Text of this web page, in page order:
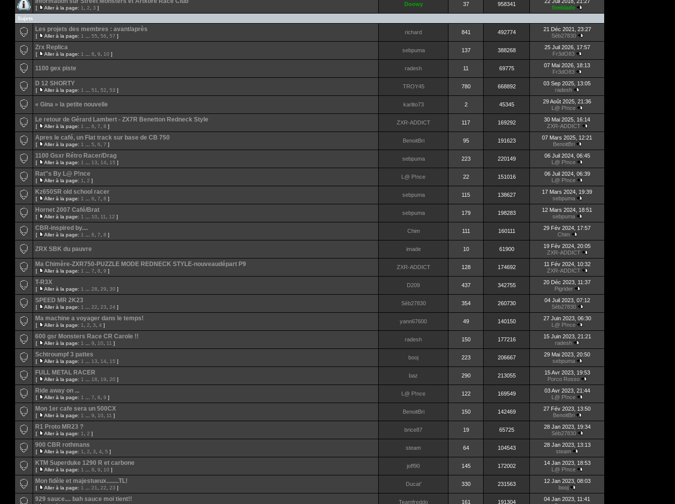
[ Aller à la page: 1 2 3 ]
Doowy 37 958341
fireblade
Sujets
Les projets des membres : avant/après
[ Aller à la page: 1 55 56 57 ]
richard 841 492774
21 Déc 2021, 23:27
Séb27830
Zrx Replica
[ Aller à la page: 1 8 9 10 ]
sebpuma 137 388268
25 Juil 2026, 17:57
Fr3dO83
1100 gex piste radesh 11 69775
07 Mai 2026, 18:13
Fr3dO83
D 12 SHORTY
[ Aller à la page: 1 51 52 53 ]
TROY45 780 668892
03 Sep 2025, 13:05
radesh
« Gina » la petite nouvelle karlito73 2 45345
29 Août 2025, 21:36
L@ P!nce
Le retour de Gérard Lambert - ZX7R Benetton Redneck Style
[ Aller à la page: 1 6 7 8 ]
ZXR-ADDICT 117 169292
30 Mai 2025, 16:14
ZXR-ADDICT
Apres le café, un Flat track sur base de CB 750
[ Aller à la page: 1 5 6 7 ]
BenoitBri 95 191623
07 Mars 2025, 12:21
BenoitBri
1100 Gsxr Rétro Racer/Drag
[ Aller à la page: 1 13 14 15 ]
sebpuma 223 220149
06 Juil 2024, 06:45
L@ P!nce
Rat"s By L@ P!nce
[ Aller à la page: 1 2 ]
L@ P!nce 22 151016
06 Juil 2024, 06:39
L@ P!nce
Kz650SR old school racer
[ Aller à la page: 1 6 7 8 ]
sebpuma 115 138627
17 Mars 2024, 19:39
sebpuma
Hornet 2007 Café/Brat
[ Aller à la page: 1 10 11 12 ]
sebpuma 179 198283
12 Mars 2024, 18:51
sebpuma
CBR-inspired by....
[ Aller à la page: 1 6 7 8 ]
Chim 111 160111
29 Fév 2024, 17:57
Chim
ZRX SBK du pauvre imade 10 61900
19 Fév 2024, 20:05
ZXR-ADDICT
Ma Chimère-ZXR750-PUZZLE MODE REDNECK STYLE-nouveaudépart P9
[ Aller à la page: 1 7 8 9 ]
ZXR-ADDICT 128 174692
11 Fév 2024, 10:32
ZXR-ADDICT
T-R3X
[ Aller à la page: 1 28 29 30 ]
D209 437 342755
20 Déc 2023, 11:37
Pigrider
SPEED MR 2K23
[ Aller à la page: 1 22 23 24 ]
Séb27830 354 260730
04 Juil 2023, 07:12
Séb27830
Ma machine a voyager dans le temps!
[ Aller à la page: 1 2 3 4 ]
yann67600 49 140150
27 Juin 2023, 06:30
L@ P!nce
600 gsr Monsters Race CR Carole !!
[ Aller à la page: 1 9 10 11 ]
radesh 150 177216
15 Juin 2023, 21:21
radesh
Schtroumpf 3 pattes
[ Aller à la page: 1 13 14 15 ]
booj 223 206667
29 Mai 2023, 20:50
sebpuma
FULL METAL RACER
[ Aller à la page: 1 18 19 20 ]
baz 290 213055
15 Avr 2023, 19:53
Porco Rosso
Ride away on ...
[ Aller à la page: 1 7 8 9 ]
L@ P!nce 122 169549
03 Avr 2023, 21:44
L@ P!nce
Mon 1er cafe sera un 500CX
[ Aller à la page: 1 9 10 11 ]
BenoitBri 150 142469
27 Fév 2023, 13:50
BenoitBri
R1 Proto MR23 ?
[ Aller à la page: 1 2 ]
brice87 19 65725
28 Jan 2023, 19:34
Séb27830
900 CBR rothmans
[ Aller à la page: 1 2 3 4 5 ]
steam 64 104543
28 Jan 2023, 13:13
steam
KTM Superduke 1290 R et carbone
[ Aller à la page: 1 8 9 10 ]
joff90 145 172002
14 Jan 2023, 18:53
L@ P!nce
Mon fidèle et majestueux........TL!
[ Aller à la page: 1 21 22 23 ]
Ducat' 330 231563
12 Jan 2023, 08:03
booj
929 sauce.... bah sauce moi tient!! Teamfreddo 161 191304
04 Jan 2023, 11:41